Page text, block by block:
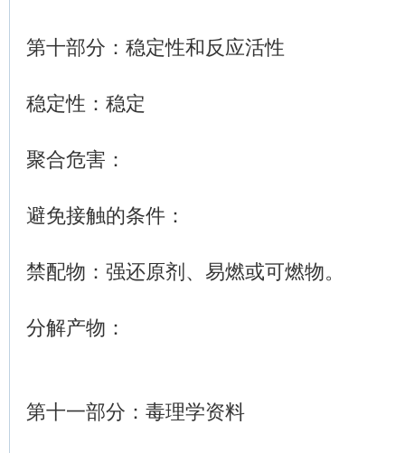
第十部分：稳定性和反应活性
稳定性：稳定
聚合危害：
避免接触的条件：
禁配物：强还原剂、易燃或可燃物。
分解产物：
第十一部分：毒理学资料